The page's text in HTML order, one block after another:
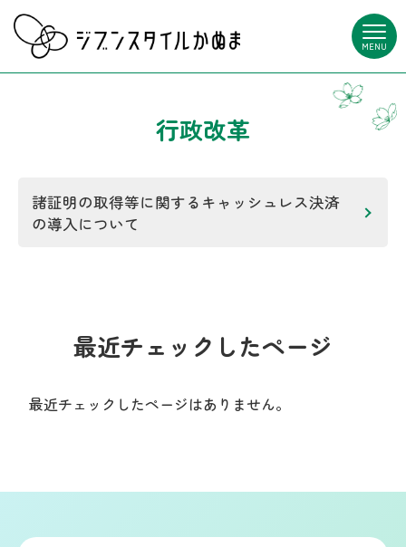
MENU
行政改革
諸証明の取得等に関するキャッシュレス決済
の導入について
最近チェックしたページ
最近チェックしたページはありません。